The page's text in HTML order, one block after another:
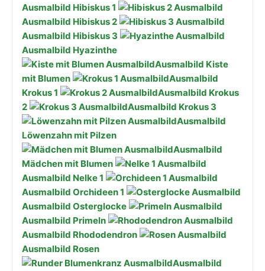
Ausmalbild Hibiskus 1
Ausmalbild Hibiskus 2
Ausmalbild Hibiskus 3
Ausmalbild Hyazinthe
Ausmalbild Kiste
mit Blumen
Ausmalbild
Krokus 1
Ausmalbild Krokus
2
Ausmalbild Krokus 3
Ausmalbild
Löwenzahn mit Pilzen
Ausmalbild
Mädchen mit Blumen
Ausmalbild Nelke 1
Ausmalbild Orchideen 1
Ausmalbild Osterglocke
Ausmalbild Primeln
Ausmalbild Rhododendron
Ausmalbild Rosen
Ausmalbild